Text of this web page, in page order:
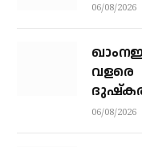
06/08/2026
വളരെ
06/08/2026